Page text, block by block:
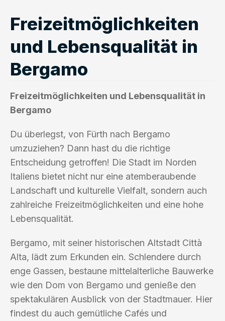
Freizeitmöglichkeiten
und Lebensqualität in
Bergamo
Freizeitmöglichkeiten und Lebensqualität in
Bergamo
Du überlegst, von Fürth nach Bergamo
umzuziehen? Dann hast du die richtige
Entscheidung getroffen! Die Stadt im Norden
Italiens bietet nicht nur eine atemberaubende
Landschaft und kulturelle Vielfalt, sondern auch
zahlreiche Freizeitmöglichkeiten und eine hohe
Lebensqualität.
Bergamo, mit seiner historischen Altstadt Città
Alta, lädt zum Erkunden ein. Schlendere durch
enge Gassen, bestaune mittelalterliche Bauwerke
wie den Dom von Bergamo und genieße den
spektakulären Ausblick von der Stadtmauer. Hier
findest du auch gemütliche Cafés und